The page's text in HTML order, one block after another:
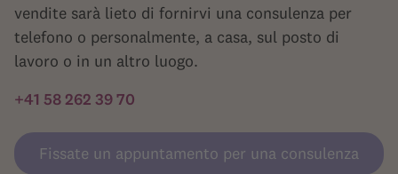
vendite sarà lieto di fornirvi una consulenza per
telefono o personalmente, a casa, sul posto di
lavoro o in un altro luogo.
+41 58 262 39 70
Fissate un appuntamento per una consulenza